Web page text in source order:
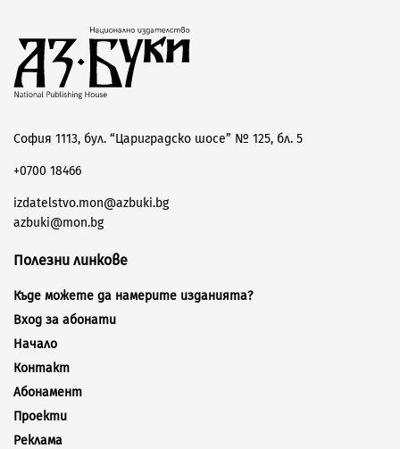
София 1113, бул. “Цариградско шосе” № 125, бл. 5
+0700 18466
izdatelstvo.mon@azbuki.bg
azbuki@mon.bg
Полезни линкове
Къде можете да намерите изданията?
Вход за абонати
Начало
Контакт
Абонамент
Проекти
Реклама